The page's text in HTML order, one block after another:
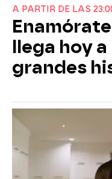
A PARTIR DE LAS
llega hoy
grandes